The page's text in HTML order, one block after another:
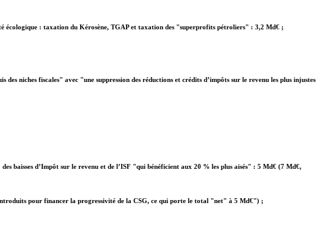
écologique : taxation du Kérosène, TGAP et taxation des "superprofits pétroliers" : 3,2 Md€ ;
des niches fiscales" avec "une suppression des réductions et crédits d’impôts sur le revenu les plus injustes
baisses d’Impôt sur le revenu et de l’ISF "qui bénéficient aux 20 % les plus aisés" : 5 Md€ (7 Md€,
pour financer la progressivité de la CSG, ce qui porte le total "net" à 5 Md€") ;